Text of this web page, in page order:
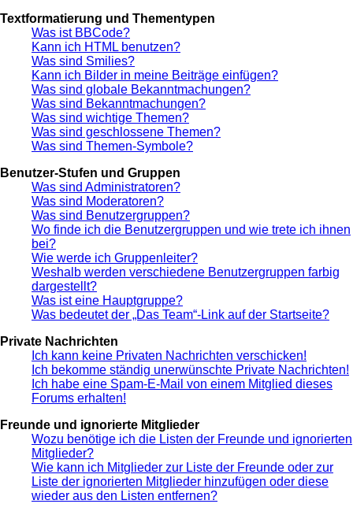
Textformatierung und Thementypen
Was ist BBCode?
Kann ich HTML benutzen?
Was sind Smilies?
Kann ich Bilder in meine Beiträge einfügen?
Was sind globale Bekanntmachungen?
Was sind Bekanntmachungen?
Was sind wichtige Themen?
Was sind geschlossene Themen?
Was sind Themen-Symbole?
Benutzer-Stufen und Gruppen
Was sind Administratoren?
Was sind Moderatoren?
Was sind Benutzergruppen?
Wo finde ich die Benutzergruppen und wie trete ich ihnen
bei?
Wie werde ich Gruppenleiter?
Weshalb werden verschiedene Benutzergruppen farbig
dargestellt?
Was ist eine Hauptgruppe?
Was bedeutet der „Das Team“-Link auf der Startseite?
Private Nachrichten
Ich kann keine Privaten Nachrichten verschicken!
Ich bekomme ständig unerwünschte Private Nachrichten!
Ich habe eine Spam-E-Mail von einem Mitglied dieses
Forums erhalten!
Freunde und ignorierte Mitglieder
Wozu benötige ich die Listen der Freunde und ignorierten
Mitglieder?
Wie kann ich Mitglieder zur Liste der Freunde oder zur
Liste der ignorierten Mitglieder hinzufügen oder diese
wieder aus den Listen entfernen?